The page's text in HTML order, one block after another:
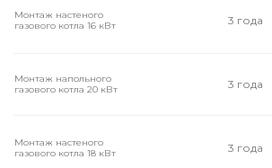
Монтаж настеного
газового котла 16 кВт
3 года
Монтаж напольного
газового котла 20 кВт
3 года
Монтаж настеного
газового котла 18 кВт
3 года